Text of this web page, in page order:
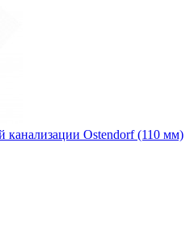
канализации Ostendorf (110 мм)